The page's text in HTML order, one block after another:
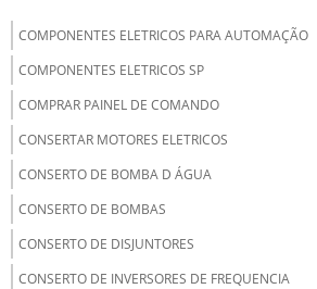
COMPONENTES ELETRICOS PARA AUTOMAÇÃO
COMPONENTES ELETRICOS SP
COMPRAR PAINEL DE COMANDO
CONSERTAR MOTORES ELETRICOS
CONSERTO DE BOMBA D ÁGUA
CONSERTO DE BOMBAS
CONSERTO DE DISJUNTORES
CONSERTO DE INVERSORES DE FREQUENCIA